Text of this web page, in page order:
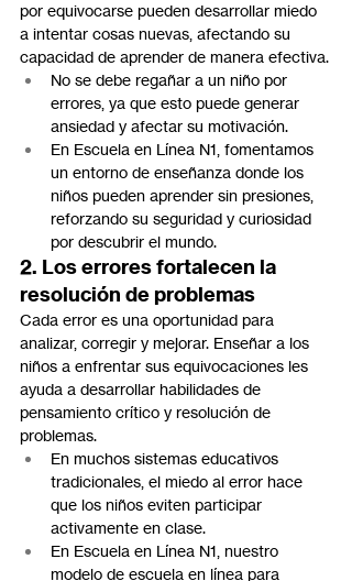
por equivocarse pueden desarrollar miedo
a intentar cosas nuevas, afectando su
capacidad de aprender de manera efectiva.
No se debe regañar a un niño por
errores, ya que esto puede generar
ansiedad y afectar su motivación.
En Escuela en Línea N1, fomentamos
un entorno de enseñanza donde los
niños pueden aprender sin presiones,
reforzando su seguridad y curiosidad
por descubrir el mundo.
2. Los errores fortalecen la
resolución de problemas
Cada error es una oportunidad para
analizar, corregir y mejorar. Enseñar a los
niños a enfrentar sus equivocaciones les
ayuda a desarrollar habilidades de
pensamiento crítico y resolución de
problemas.
En muchos sistemas educativos
tradicionales, el miedo al error hace
que los niños eviten participar
activamente en clase.
En Escuela en Línea N1, nuestro
modelo de escuela en línea para